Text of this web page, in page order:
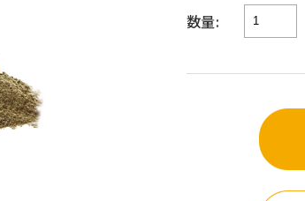
数量: